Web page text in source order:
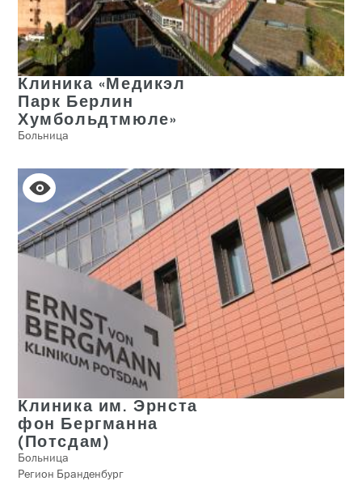
Клиника «Медикэл
Парк Берлин
Хумбольдтмюле»
Больница
Клиника им. Эрнста
фон Бергманна
(Потсдам)
Больница
Регион Бранденбург